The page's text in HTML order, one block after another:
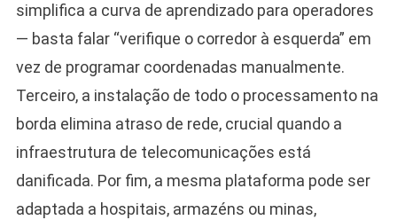
simplifica a curva de aprendizado para operadores
— basta falar “verifique o corredor à esquerda” em
vez de programar coordenadas manualmente.
Terceiro, a instalação de todo o processamento na
borda elimina atraso de rede, crucial quando a
infraestrutura de telecomunicações está
danificada. Por fim, a mesma plataforma pode ser
adaptada a hospitais, armazéns ou minas,